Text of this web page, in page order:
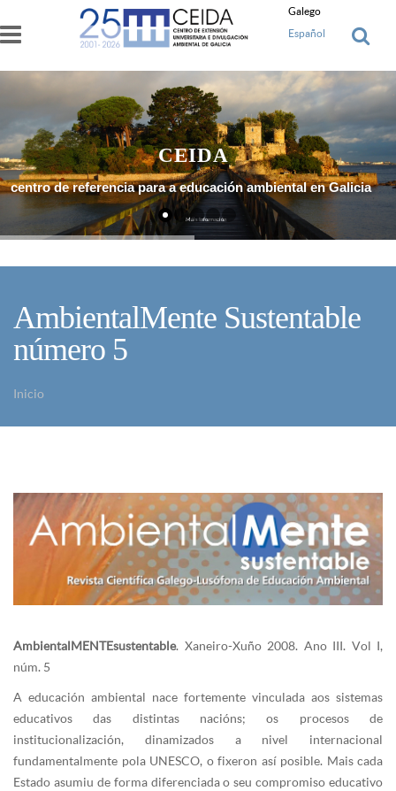
Ir o contido principal
Galego
Español
centro de referencia para a educación ambiental en Galicia
Máis Información
CEIDA
AmbientalMente Sustentable
número 5
Inicio
AmbientalMENTEsustentable. Xaneiro-Xuño 2008. Ano III. Vol I,
núm. 5
A educación ambiental nace fortemente vinculada aos sistemas
educativos das distintas nacións; os procesos de
institucionalización, dinamizados a nivel internacional
fundamentalmente pola UNESCO, o fixeron así posible. Mais cada
Estado asumiu de forma diferenciada o seu compromiso educativo